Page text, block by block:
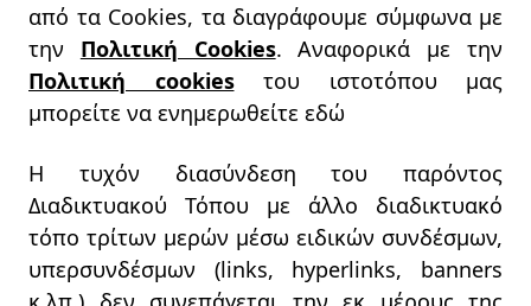
από τα Cookies, τα διαγράφουμε σύμφωνα με
την Πολιτική Cookies. Αναφορικά με την
Πολιτική cookiesτου ιστοτόπου μας
μπορείτε να ενημερωθείτε εδώ
Η τυχόν διασύνδεση του παρόντος
Διαδικτυακού Τόπου με άλλο διαδικτυακό
τόπο τρίτων μερών μέσω ειδικών συνδέσμων,
υπερσυνδέσμων (links, hyperlinks, banners